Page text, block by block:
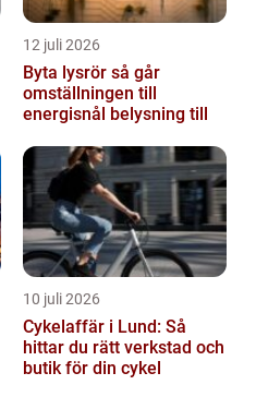
12 juli 2026
Byta lysrör så går
omställningen till
energisnål belysning till
10 juli 2026
Cykelaffär i Lund: Så
hittar du rätt verkstad och
butik för din cykel